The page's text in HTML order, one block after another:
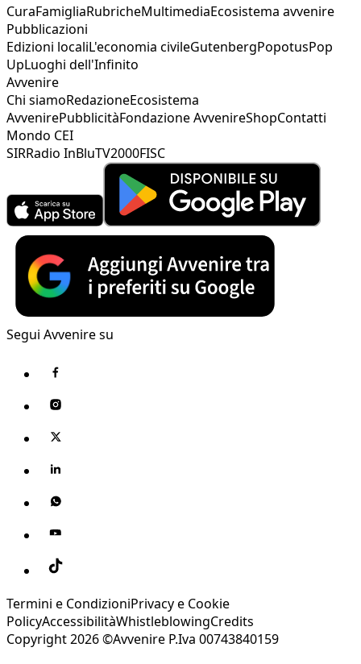
CuraFamigliaRubricheMultimediaEcosistema avvenire
Pubblicazioni
Edizioni localiL'economia civileGutenbergPopotusPop
UpLuoghi dell'Infinito
Avvenire
Chi siamoRedazioneEcosistema
AvvenirePubblicitàFondazione AvvenireShopContatti
Mondo CEI
SIRRadio InBluTV2000FISC
Segui Avvenire su
Termini e CondizioniPrivacy e Cookie
PolicyAccessibilitàWhistleblowingCredits
Copyright 2026 ©Avvenire P.Iva 00743840159